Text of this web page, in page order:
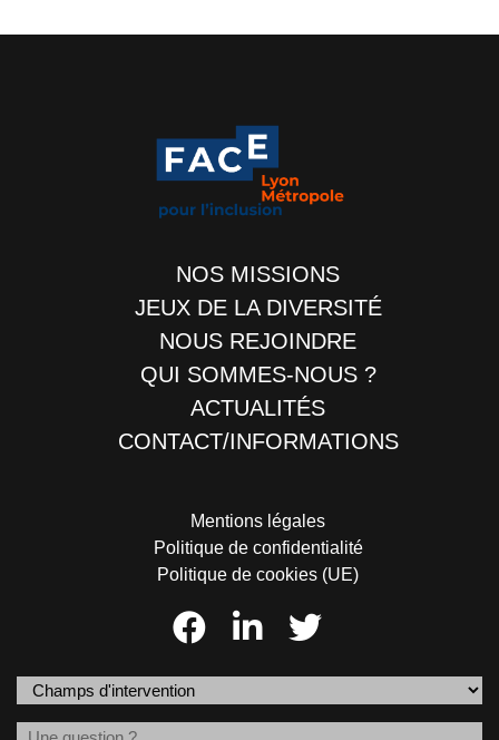
NOS MISSIONS
JEUX DE LA DIVERSITÉ
NOUS REJOINDRE
QUI SOMMES-NOUS ?
ACTUALITÉS
CONTACT/INFORMATIONS
Mentions légales
Politique de confidentialité
Politique de cookies (UE)